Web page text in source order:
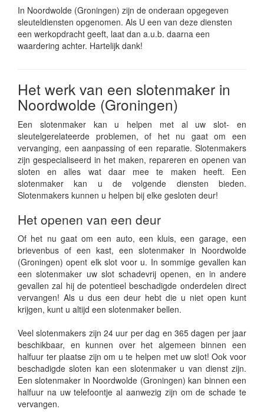
In Noordwolde (Groningen) zijn de onderaan opgegeven
sleuteldiensten opgenomen. Als U een van deze diensten
een werkopdracht geeft, laat dan a.u.b. daarna een
waardering achter. Hartelijk dank!
Het werk van een slotenmaker in
Noordwolde (Groningen)
Een slotenmaker kan u helpen met al uw slot- en
sleutelgerelateerde problemen, of het nu gaat om een
vervanging, een aanpassing of een reparatie. Slotenmakers
zijn gespecialiseerd in het maken, repareren en openen van
sloten en alles wat daar mee te maken heeft. Een
slotenmaker kan u de volgende diensten bieden.
Slotenmakers kunnen u helpen bij elke gesloten deur!
Het openen van een deur
Of het nu gaat om een auto, een kluis, een garage, een
brievenbus of een kast, een slotenmaker in Noordwolde
(Groningen) opent elk slot voor u. In sommige gevallen kan
een slotenmaker uw slot schadevrij openen, en in andere
gevallen zal hij de potentieel beschadigde onderdelen direct
vervangen! Als u dus een deur hebt die u niet open kunt
krijgen, kunt u altijd een slotenmaker bellen.
Veel slotenmakers zijn 24 uur per dag en 365 dagen per jaar
beschikbaar, en kunnen over het algemeen binnen een
halfuur ter plaatse zijn om u te helpen met uw slot! Ook voor
beschadigde sloten kan een slotenmaker u van dienst zijn.
Een slotenmaker in Noordwolde (Groningen) kan binnen een
halfuur na uw telefoontje al aanwezig zijn om de schade te
vervangen.